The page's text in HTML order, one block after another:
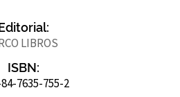
LIBROS
ISBN:
7635-755-2